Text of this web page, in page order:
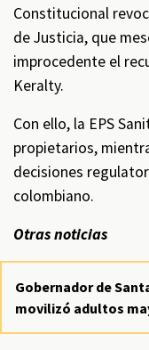
Constitucional
de Justicia, que
improcedente el
Keralty.
Con ello, la EPS
propietarios,
decisiones
colombiano.
Otras noticias
Gobernador de
movilizó adultos